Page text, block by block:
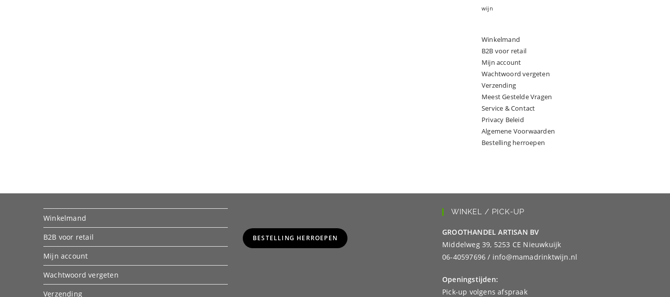
wijn
Winkelmand
B2B voor retail
Mijn account
Wachtwoord vergeten
Verzending
Meest Gestelde Vragen
Service & Contact
Privacy Beleid
Algemene Voorwaarden
Bestelling herroepen
Winkelmand
B2B voor retail
Mijn account
Wachtwoord vergeten
Verzending
BESTELLING HERROEPEN
WINKEL / PICK-UP
GROOTHANDEL ARTISAN BV
Middelweg 39, 5253 CE Nieuwkuijk
06-40597696 / info@mamadrinktwijn.nl
Openingstijden:
Pick-up volgens afspraak